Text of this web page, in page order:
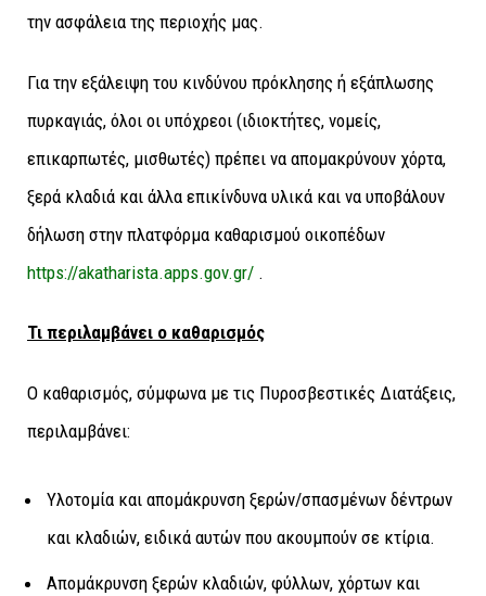
την ασφάλεια της περιοχής μας.
Για την εξάλειψη του κινδύνου πρόκλησης ή εξάπλωσης
πυρκαγιάς, όλοι οι υπόχρεοι (ιδιοκτήτες, νομείς,
επικαρπωτές, μισθωτές) πρέπει να απομακρύνουν χόρτα,
ξερά κλαδιά και άλλα επικίνδυνα υλικά και να υποβάλουν
δήλωση στην πλατφόρμα καθαρισμού οικοπέδων
https://akatharista.apps.gov.gr/ .
Τι περιλαμβάνει ο καθαρισμός
Ο καθαρισμός, σύμφωνα με τις Πυροσβεστικές Διατάξεις,
περιλαμβάνει:
Υλοτομία και απομάκρυνση ξερών/σπασμένων δέντρων
και κλαδιών, ειδικά αυτών που ακουμπούν σε κτίρια.
Απομάκρυνση ξερών κλαδιών, φύλλων, χόρτων και